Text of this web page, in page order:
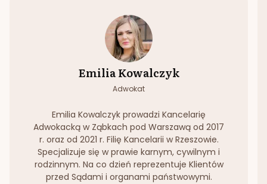
Emilia Kowalczyk
Adwokat
Emilia Kowalczyk prowadzi Kancelarię
Adwokacką w Ząbkach pod Warszawą od 2017
r. oraz od 2021 r. Filię Kancelarii w Rzeszowie.
Specjalizuje się w prawie karnym, cywilnym i
rodzinnym. Na co dzień reprezentuje Klientów
przed Sądami i organami państwowymi.